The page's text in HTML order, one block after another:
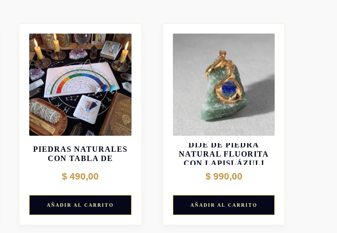
PIEDRAS NATURALES
CON TABLA DE
$ 490,00
AÑADIR AL CARRITO
DIJE DE PIEDRA
NATURAL FLUORITA
CON LAPISLÁZULI
$990,00
AÑADIR AL CARRITO